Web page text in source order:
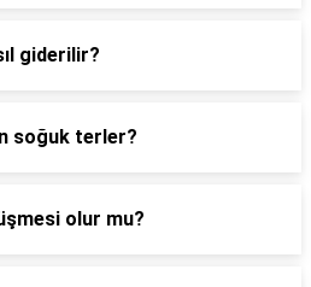
giderilir?
soğuk terler?
olur mu?